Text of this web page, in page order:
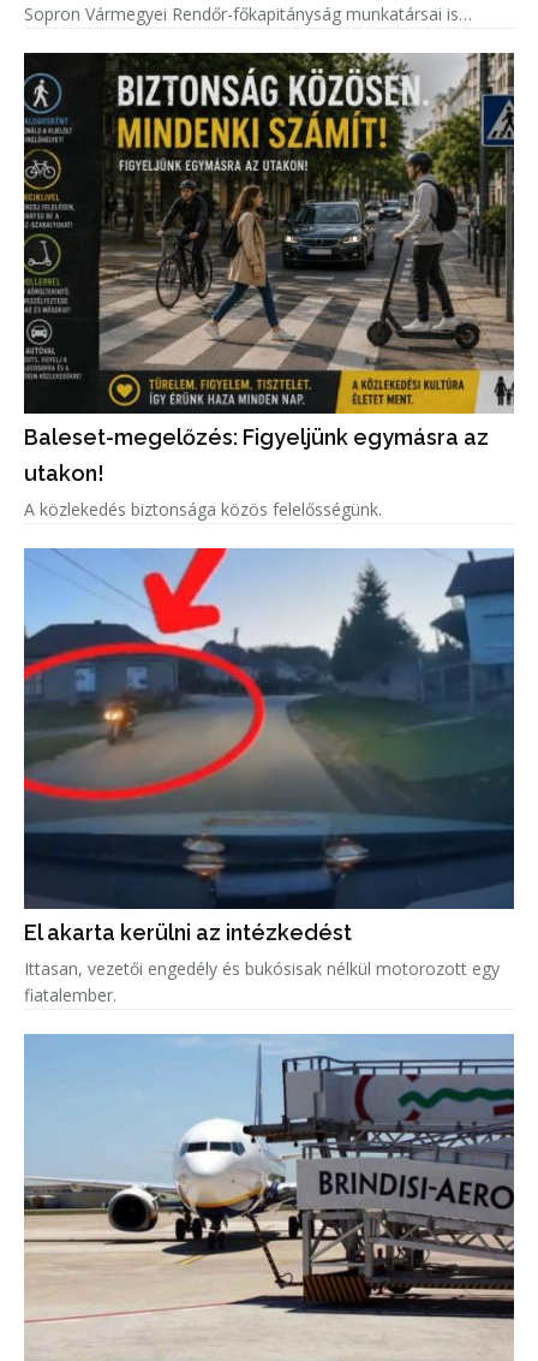
Sopron Vármegyei Rendőr-főkapitányság munkatársai is
Baleset-megelőzés: Figyeljünk egymásra az
utakon!
A közlekedés biztonsága közös felelősségünk.
El akarta kerülni az intézkedést
Ittasan, vezetői engedély és bukósisak nélkül motorozott egy
fiatalember.